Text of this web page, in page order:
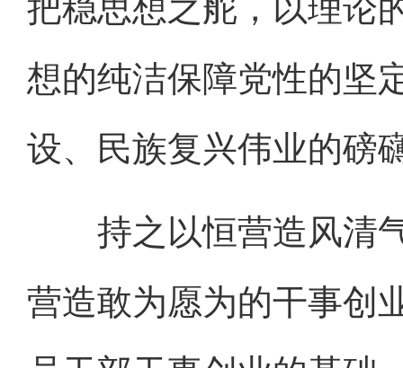
把稳思想之舵，以理论
想的纯洁保障党性的坚
设、民族复兴伟业的磅
持之以恒营造风清气
营造敢为愿为的干事创